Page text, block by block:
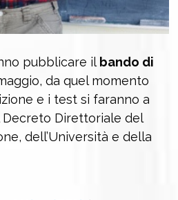
pubblicare il bando di
da quel momento
e i test si faranno a
Direttoriale del
dell’Università e della